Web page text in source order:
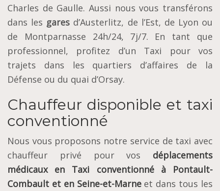
Charles de Gaulle. Aussi nous vous transférons
dans les gares d’Austerlitz, de l’Est, de Lyon ou
de Montparnasse 24h/24, 7j/7. En tant que
professionnel, profitez d’un Taxi pour vos
trajets dans les quartiers d’affaires de la
Défense ou du quai d’Orsay.
Chauffeur disponible et taxi
conventionné
Nous vous proposons notre service de taxi avec
chauffeur privé pour vos déplacements
médicaux en Taxi conventionné à Pontault-
Combault et en Seine-et-Marne et dans tous les